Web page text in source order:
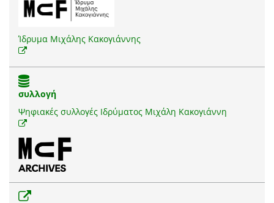
Ίδρυμα Μιχάλης Κακογιάννης
συλλογή
Ψηφιακές συλλογές Ιδρύματος Μιχάλη Κακογιάννη